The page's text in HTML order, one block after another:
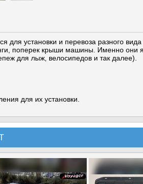
для установки и перевоза разного
поперек крыши машины. Именно они
для лыж, велосипедов и так далее).
для их установки.